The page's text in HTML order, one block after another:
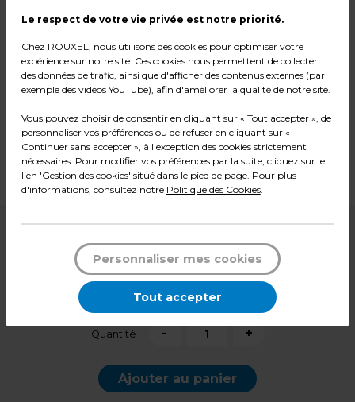
Serviette Celisoft non tissée 40 x 40 cm -
Serviette jetable - Serviette de table papier -
Argile - Paquet de 50
Code :
Couleur : Argile
Matière : Celisoft 60 g/m²
Dimensions : 40 x 40 cm
Poids : 0,49 kg
Soit0,24 € HT l'unité
14,39€ TTC*
Pqt de 50
Quantité - +
Ajouter au panier
Le respect de votre vie privée est notre priorité.
Chez ROUXEL, nous utilisons des cookies pour optimiser votre
expérience sur notre site. Ces cookies nous permettent de collecter
des données de trafic, ainsi que d'afficher des contenus externes (par
exemple des vidéos YouTube), afin d'améliorer la qualité de notre site.
Vous pouvez choisir de consentir en cliquant sur « Tout accepter », de
personnaliser vos préférences ou de refuser en cliquant sur «
Continuer sans accepter », à l'exception des cookies strictement
nécessaires. Pour modifier vos préférences par la suite, cliquez sur le
lien 'Gestion des cookies' situé dans le pied de page. Pour plus
d'informations, consultez notre Politique des Cookies.
Personnaliser mes cookies
Tout accepter